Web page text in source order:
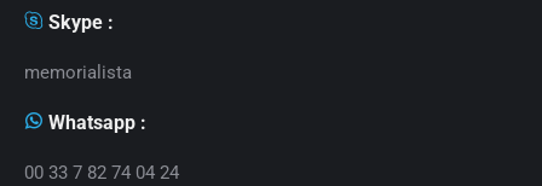
Skype :
memorialista
Whatsapp :
00 33 7 82 74 04 24